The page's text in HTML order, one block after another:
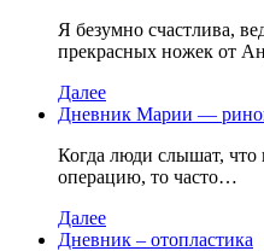
Я безумно счастлива,
прекрасных ножек от
Далее
Дневник Марии —
Когда люди слышат, что
операцию, то часто…
Далее
Дневник – отопластика